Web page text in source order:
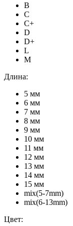
B
C
C+
D
D+
L
M
Длина:
5 мм
6 мм
7 мм
8 мм
9 мм
10 мм
11 мм
12 мм
13 мм
14 мм
15 мм
mix(5-7mm)
mix(6-13mm)
Цвет: